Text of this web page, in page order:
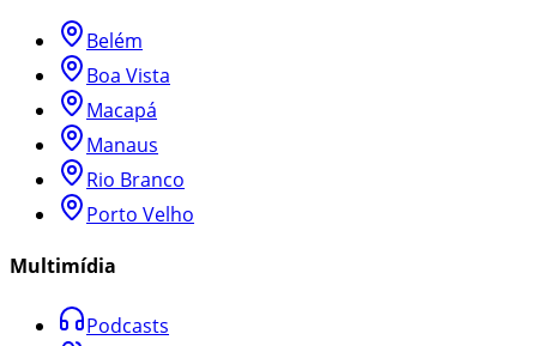
Belém
Boa Vista
Macapá
Manaus
Rio Branco
Porto Velho
Multimídia
Podcasts